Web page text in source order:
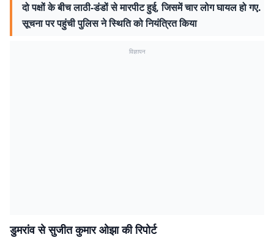
दो पक्षों के बीच लाठी-डंडों से मारपीट हुई, जिसमें चार लोग घायल हो गए.
सूचना पर पहुंची पुलिस ने स्थिति को नियंत्रित किया
विज्ञापन
डुमरांव से सुजीत कुमार ओझा की रिपोर्ट